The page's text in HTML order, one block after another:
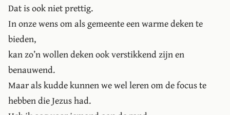
Dat is ook niet prettig.
In onze wens om als gemeente een warme deken te
bieden,
kan zo’n wollen deken ook verstikkend zijn en
benauwend.
Maar als kudde kunnen we wel leren om de focus te
hebben die Jezus had.